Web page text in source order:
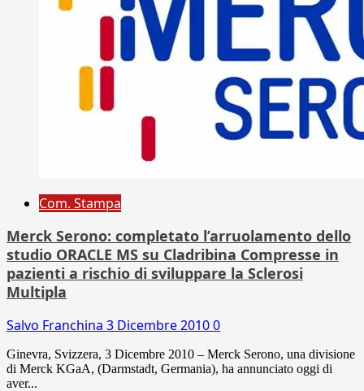
Com. Stampa
Merck Serono: completato l’arruolamento dello
studio ORACLE MS su Cladribina Compresse in
pazienti a rischio di sviluppare la Sclerosi
Multipla
Salvo Franchina 3 Dicembre 20100
Ginevra, Svizzera, 3 Dicembre 2010 – Merck Serono, una divisione
di Merck KGaA, (Darmstadt, Germania), ha annunciato oggi di
aver...